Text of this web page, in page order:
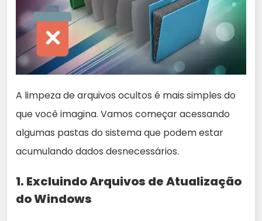
A limpeza de arquivos ocultos é mais simples do
que você imagina. Vamos começar acessando
algumas pastas do sistema que podem estar
acumulando dados desnecessários.
1. Excluindo Arquivos de Atualização
do Windows